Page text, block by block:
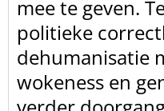
mee te geven.
politieke
dehumanisatie
wokeness en